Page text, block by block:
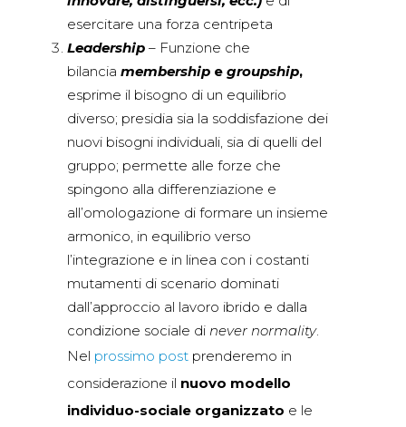
esercitare una forza centripeta
Leadership – Funzione che
bilancia membership e groupship,
esprime il bisogno di un equilibrio
diverso; presidia sia la soddisfazione dei
nuovi bisogni individuali, sia di quelli del
gruppo; permette alle forze che
spingono alla differenziazione e
all’omologazione di formare un insieme
armonico, in equilibrio verso
l’integrazione e in linea con i costanti
mutamenti di scenario dominati
dall’approccio al lavoro ibrido e dalla
condizione sociale di never normality.
Nel prossimo post prenderemo in
considerazione il nuovo modello
individuo-sociale organizzato e le